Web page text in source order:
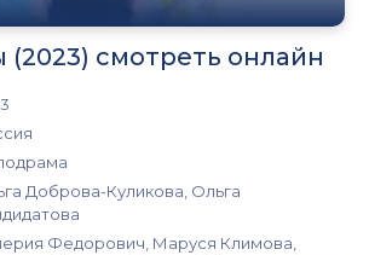
смотреть онлайн
Доброва-Куликова, Ольга
Федорович, Маруся Климова,